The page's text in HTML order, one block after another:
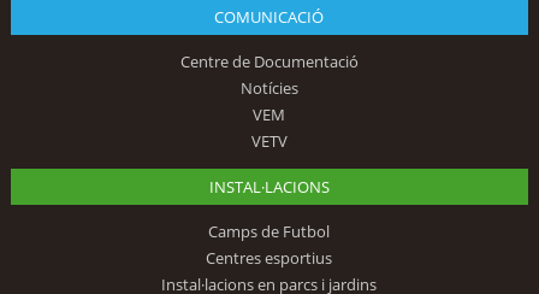
COMUNICACIÓ
Centre de Documentació
Notícies
VEM
VETV
INSTAL·LACIONS
Camps de Futbol
Centres esportius
Instal·lacions en parcs i jardins